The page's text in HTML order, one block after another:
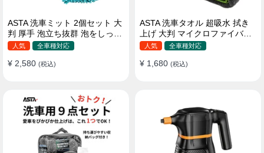
ASTA 洗車ミット 2個セット 大
判 厚手 泡立ち抜群 泡をしっか
りキープ 洗車スポンジ マイ
傷つきにくい ボディ ガラス ホ
人気 全車種対応
¥ 2,580 (税込)
ASTA 洗車タオル 超吸水 拭き
上げ 大判 マイクロファイバー
クロス プロ仕様 水拭き 窓拭き
ない 撥水 厚手 両面 大型 洗車
人気 全車種対応
¥ 1,680 (税込)